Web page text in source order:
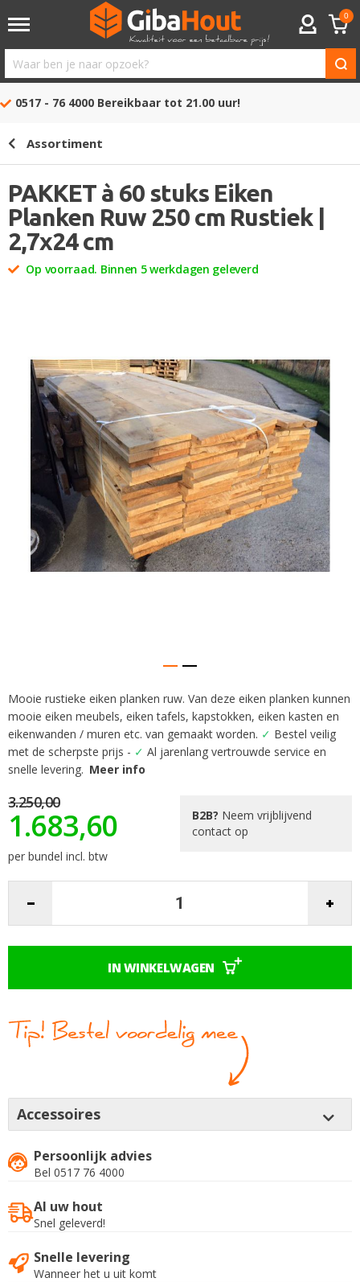
ACCOUNT
0
Waar
ben
opzoek?
0517 - 76 4000 Bereikbaar tot 21.00 uur!
Assortiment
PAKKET à 60 stuks Eiken
Planken Ruw 250 cm Rustiek |
2,7x24 cm
Op voorraad. Binnen 5 werkdagen geleverd
afbeeldingen-
gallerij
Ga
naar
het
begin
van
afbeeldingen-
gallerij
Mooie rustieke eiken planken ruw. Van deze eiken planken kunnen
mooie eiken meubels, eiken tafels, kapstokken, eiken kasten en
eikenwanden / muren etc. van gemaakt worden. ✓ Bestel veilig
met de scherpste prijs - ✓ Al jarenlang vertrouwde service en
snelle levering. Meer info
3.250,00
1.683,60
per bundel incl. btw
B2B? Neem vrijblijvend
contact op
Accessoires
IN WINKELWAGEN
Persoonlijk advies
Bel 0517 76 4000
Al uw hout
Snel geleverd!
Snelle levering
Wanneer het u uit komt